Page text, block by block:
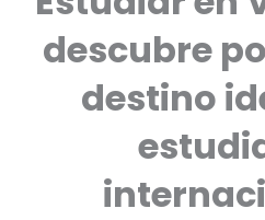
descubre
destino